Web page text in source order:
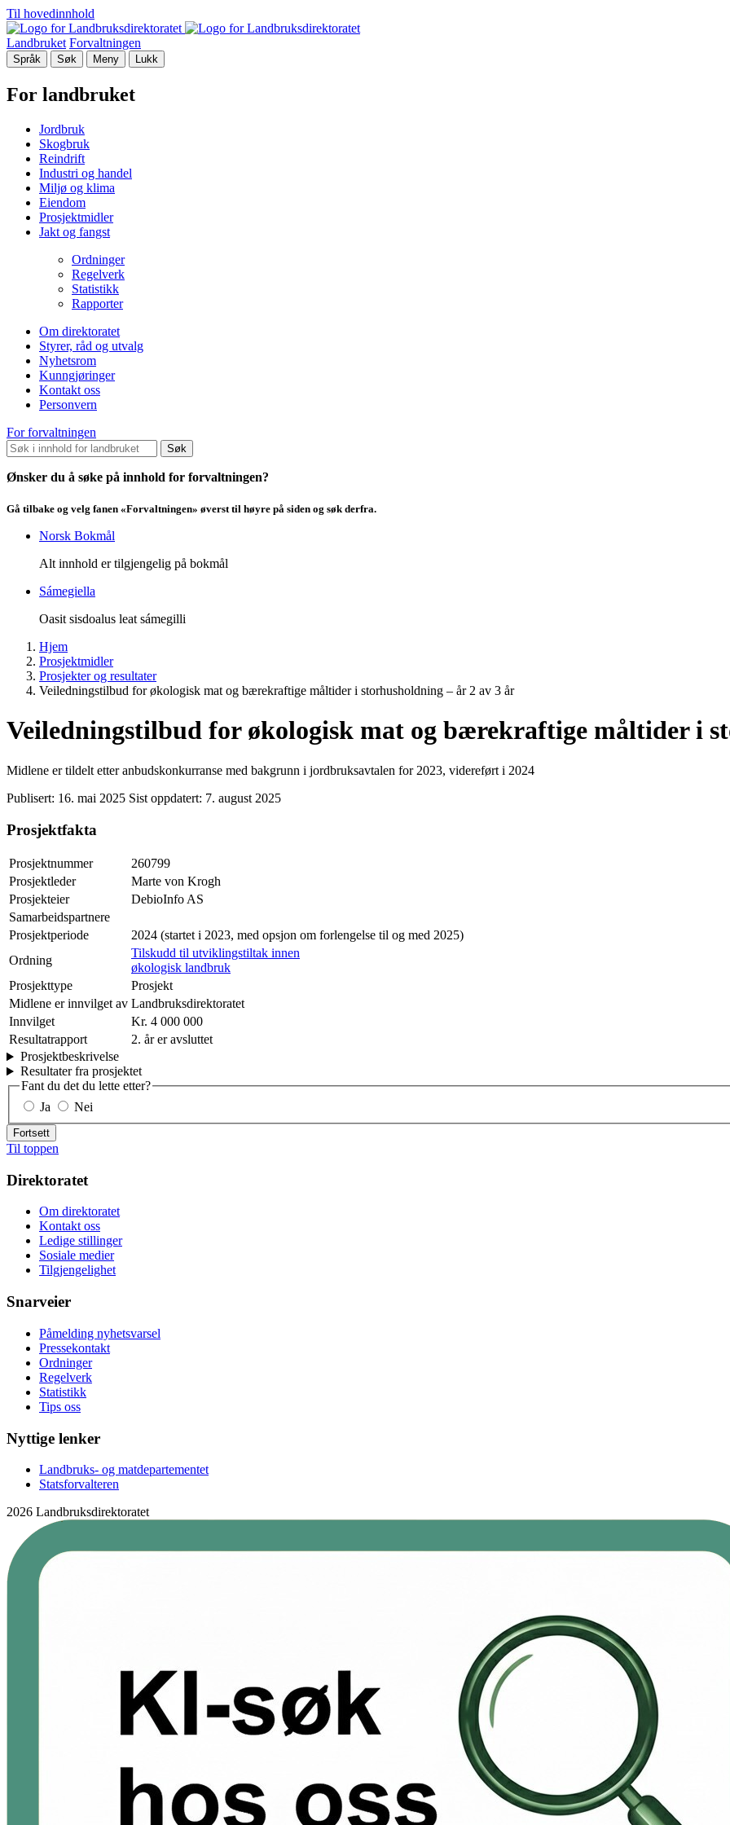
Til hovedinnhold
Landbruket Forvaltningen
Språk Søk Meny Lukk
For landbruket
Jordbruk
Skogbruk
Reindrift
Industri og handel
Miljø og klima
Eiendom
Prosjektmidler
Jakt og fangst
Ordninger
Regelverk
Statistikk
Rapporter
Om direktoratet
Styrer, råd og utvalg
Nyhetsrom
Kunngjøringer
Kontakt oss
Personvern
For forvaltningen
Søk
Ønsker du å søke på innhold for forvaltningen?
Gå tilbake og velg fanen «Forvaltningen» øverst til høyre på siden og søk derfra.
Norsk Bokmål
Alt innhold er tilgjengelig på bokmål
Sámegiella
Oasit sisdoalus leat sámegilli
Hjem
Prosjektmidler
Prosjekter og resultater
Veiledningstilbud for økologisk mat og bærekraftige måltider i storhusholdning – år 2 av 3 år
Veiledningstilbud for økologisk mat og bærekraftige måltider i
Midlene er tildelt etter anbudskonkurranse med bakgrunn i jordbruksavtalen for 2023, videreført i 2024
Publisert: 16. mai 2025 Sist oppdatert: 7. august 2025
Prosjektfakta
Prosjektnummer
260799
Prosjektleder
Marte von Krogh
Prosjekteier
DebioInfo AS
Samarbeidspartnere
Prosjektperiode
2024 (startet i 2023, med opsjon om forlengelse til og med 2025)
Ordning
Tilskudd til utviklingstiltak innen
økologisk landbruk
Prosjekttype
Prosjekt
Midlene er innvilget av Landbruksdirektoratet
Innvilget
Kr. 4 000 000
Resultatrapport
2. år er avsluttet
Prosjektbeskrivelse
Resultater fra prosjektet
Fant du det du lette etter?
Ja
Nei
Fortsett
Til toppen
Direktoratet
Om direktoratet
Kontakt oss
Ledige stillinger
Sosiale medier
Tilgjengelighet
Snarveier
Påmelding nyhetsvarsel
Pressekontakt
Ordninger
Regelverk
Statistikk
Tips oss
Nyttige lenker
Landbruks- og matdepartementet
Statsforvalteren
2026 Landbruksdirektoratet